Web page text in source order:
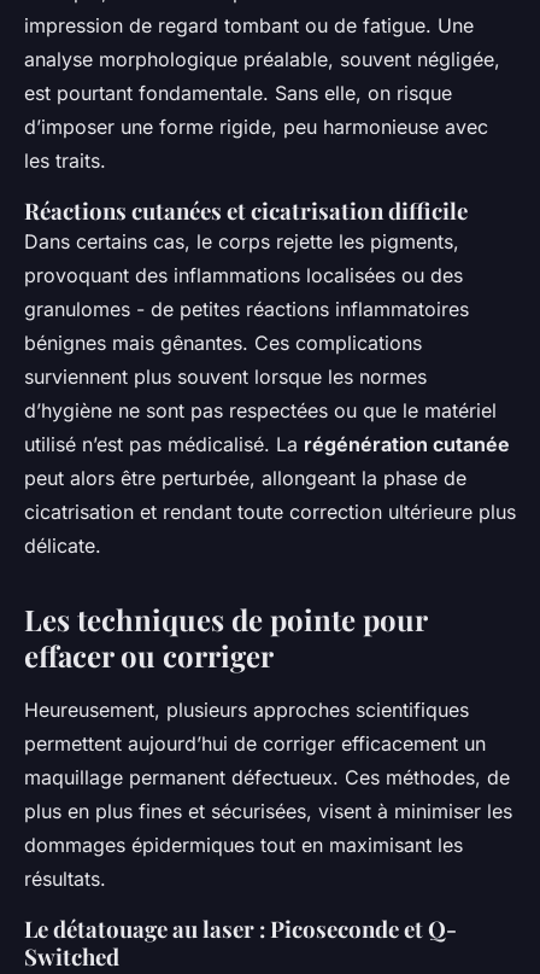
impression de regard tombant ou de fatigue. Une
analyse morphologique préalable, souvent négligée,
est pourtant fondamentale. Sans elle, on risque
d’imposer une forme rigide, peu harmonieuse avec
les traits.
Réactions cutanées et cicatrisation difficile
Dans certains cas, le corps rejette les pigments,
provoquant des inflammations localisées ou des
granulomes - de petites réactions inflammatoires
bénignes mais gênantes. Ces complications
surviennent plus souvent lorsque les normes
d’hygiène ne sont pas respectées ou que le matériel
utilisé n’est pas médicalisé. La régénération cutanée
peut alors être perturbée, allongeant la phase de
cicatrisation et rendant toute correction ultérieure plus
délicate.
Les techniques de pointe pour
effacer ou corriger
Heureusement, plusieurs approches scientifiques
permettent aujourd’hui de corriger efficacement un
maquillage permanent défectueux. Ces méthodes, de
plus en plus fines et sécurisées, visent à minimiser les
dommages épidermiques tout en maximisant les
résultats.
Le détatouage au laser : Picoseconde et Q-
Switched